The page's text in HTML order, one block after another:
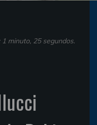
minuto, 25 segundos.